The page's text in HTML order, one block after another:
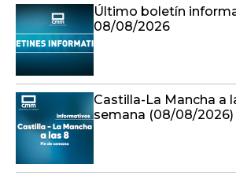
Último boletín
08/08/2026
Castilla-La Mancha a
semana (08/08/2026)